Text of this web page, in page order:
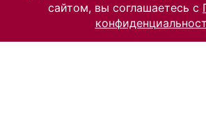
сайтом, вы соглашаетесь с